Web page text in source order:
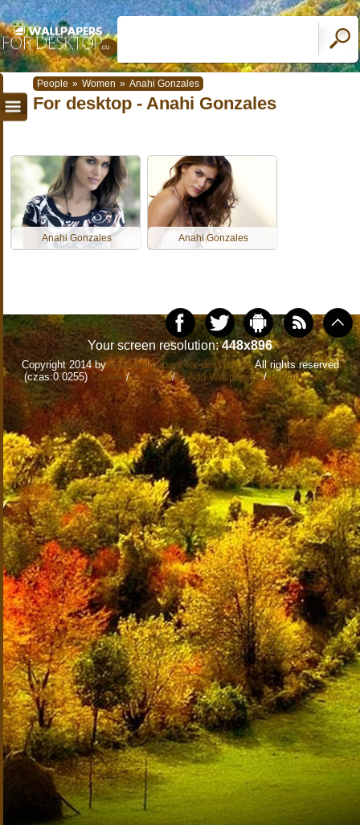
People » Women » Anahi Gonzales
For desktop - Anahi Gonzales
Anahi Gonzales Anahi Gonzales
Your screen resolution:448x896
Copyright 2014 bywww.wallpapers-for-desktop.euAll rights reserved
(czas:0.0255) Cookie/Contact/+ Add Wallpapers/Privacy policy